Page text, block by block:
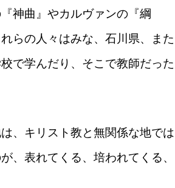
く
だ
い。
神曲』やカルヴァンの『綱
らの人々はみな、石川県、また
で学んだり、そこで教師だった
、キリスト教と無関係な地では
、表れてくる、培われてくる、